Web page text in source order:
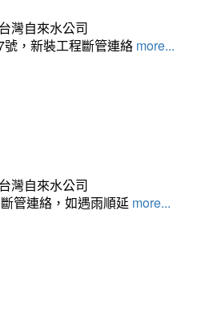
灣自來水公司
，新裝工程斷管連絡 more...
灣自來水公司
管連絡，如遇雨順延 more...